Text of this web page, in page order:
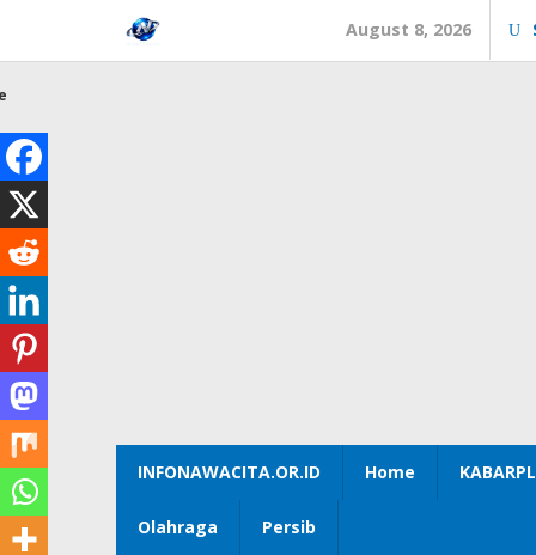
content
August 8, 2026
INFONAWACITA.OR.ID Home
Olahraga Persib